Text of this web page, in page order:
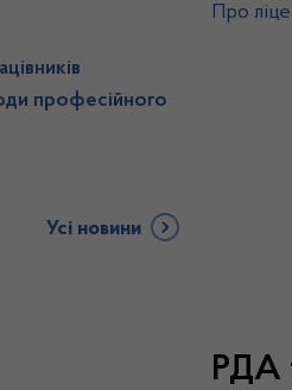
професійного
Усі новини
Про
РДА